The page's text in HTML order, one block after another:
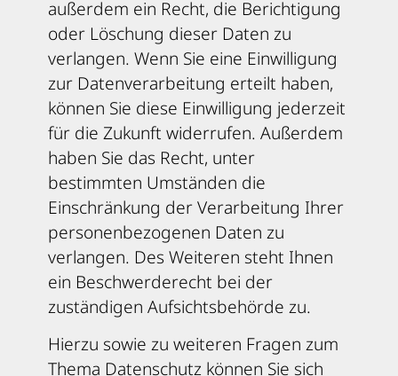
außerdem ein Recht, die Berichtigung
oder Löschung dieser Daten zu
verlangen. Wenn Sie eine Einwilligung
zur Datenverarbeitung erteilt haben,
können Sie diese Einwilligung jederzeit
für die Zukunft widerrufen. Außerdem
haben Sie das Recht, unter
bestimmten Umständen die
Einschränkung der Verarbeitung Ihrer
personenbezogenen Daten zu
verlangen. Des Weiteren steht Ihnen
ein Beschwerderecht bei der
zuständigen Aufsichtsbehörde zu.
Hierzu sowie zu weiteren Fragen zum
Thema Datenschutz können Sie sich